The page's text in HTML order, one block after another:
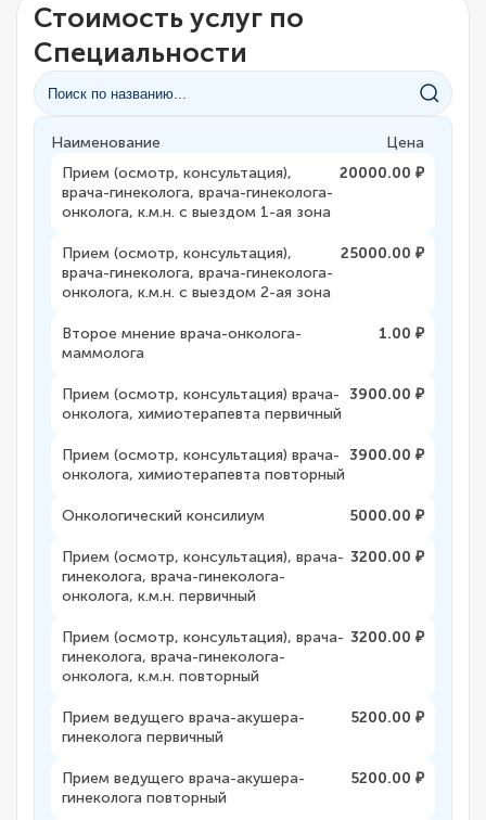
Стоимость услуг по
Специальности
Наименование
Цена
Прием (осмотр, консультация),
врача-гинеколога, врача-гинеколога-
онколога, к.м.н. с выездом 1-ая зона
20000.00 ₽
Прием (осмотр, консультация),
врача-гинеколога, врача-гинеколога-
онколога, к.м.н. с выездом 2-ая зона
25000.00 ₽
Второе мнение врача-онколога-
маммолога
1.00 ₽
Прием (осмотр, консультация) врача-
онколога, химиотерапевта первичный
3900.00 ₽
Прием (осмотр, консультация) врача-
онколога, химиотерапевта повторный
3900.00 ₽
Онкологический консилиум 5000.00 ₽
Прием (осмотр, консультация), врача-
гинеколога, врача-гинеколога-
онколога, к.м.н. первичный
3200.00 ₽
Прием (осмотр, консультация), врача-
гинеколога, врача-гинеколога-
онколога, к.м.н. повторный
3200.00 ₽
Прием ведущего врача-акушера-
гинеколога первичный
5200.00 ₽
Прием ведущего врача-акушера-
гинеколога повторный
5200.00 ₽